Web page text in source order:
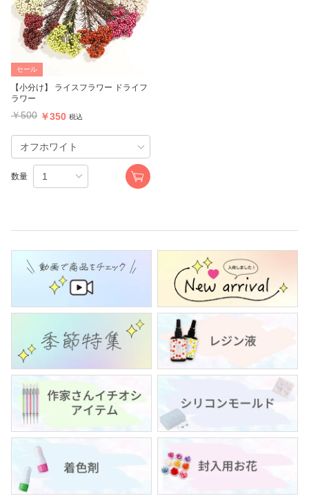
セール
【小分け】 ライスフラワー ドライフ
ラワー
￥500 ￥350 税込
数量